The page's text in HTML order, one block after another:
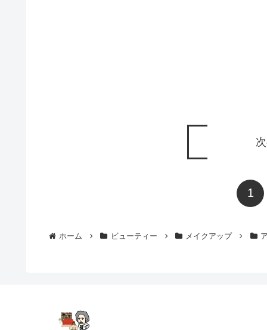
1
ホーム ビューティー メイクアップ